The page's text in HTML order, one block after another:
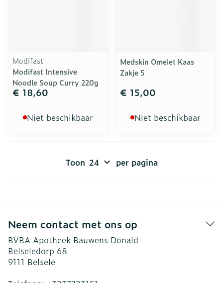
Modifast
Modifast Intensive
Noodle Soup Curry 220g
€ 18,60
Niet beschikbaar
Medskin Omelet Kaas
Zakje 5
€ 15,00
Niet beschikbaar
Toon per pagina
Neem contact met ons op
BVBA Apotheek Bauwens Donald
Belseledorp 68
9111 Belsele